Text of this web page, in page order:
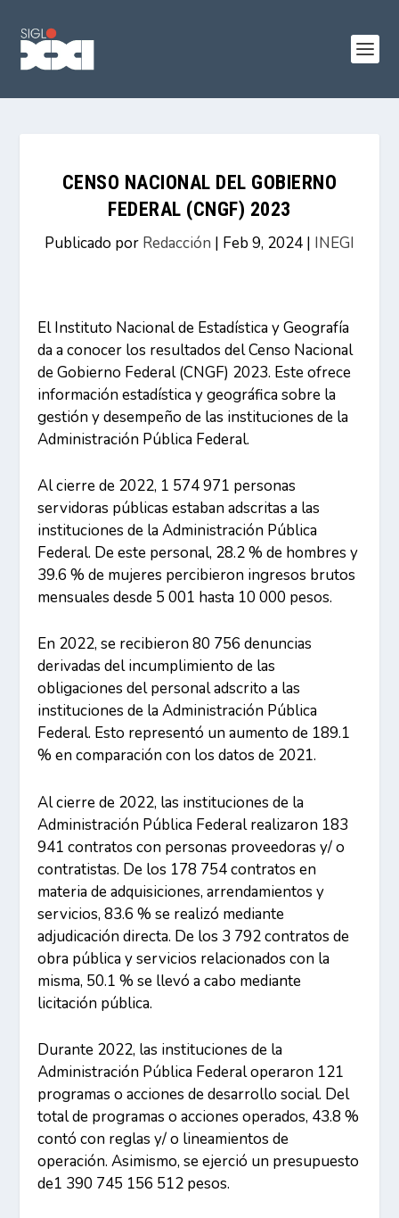
CENSO NACIONAL DEL GOBIERNO
FEDERAL (CNGF) 2023
Publicado por Redacción | Feb 9, 2024 | INEGI
El Instituto Nacional de Estadística y Geografía
da a conocer los resultados del Censo Nacional
de Gobierno Federal (CNGF) 2023. Este ofrece
información estadística y geográfica sobre la
gestión y desempeño de las instituciones de la
Administración Pública Federal.
Al cierre de 2022, 1 574 971 personas
servidoras públicas estaban adscritas a las
instituciones de la Administración Pública
Federal. De este personal, 28.2 % de hombres y
39.6 % de mujeres percibieron ingresos brutos
mensuales desde 5 001 hasta 10 000 pesos.
En 2022, se recibieron 80 756 denuncias
derivadas del incumplimiento de las
obligaciones del personal adscrito a las
instituciones de la Administración Pública
Federal. Esto representó un aumento de 189.1
% en comparación con los datos de 2021.
Al cierre de 2022, las instituciones de la
Administración Pública Federal realizaron 183
941 contratos con personas proveedoras y/ o
contratistas. De los 178 754 contratos en
materia de adquisiciones, arrendamientos y
servicios, 83.6 % se realizó mediante
adjudicación directa. De los 3 792 contratos de
obra pública y servicios relacionados con la
misma, 50.1 % se llevó a cabo mediante
licitación pública.
Durante 2022, las instituciones de la
Administración Pública Federal operaron 121
programas o acciones de desarrollo social. Del
total de programas o acciones operados, 43.8 %
contó con reglas y/ o lineamientos de
operación. Asimismo, se ejerció un presupuesto
de1 390 745 156 512 pesos.